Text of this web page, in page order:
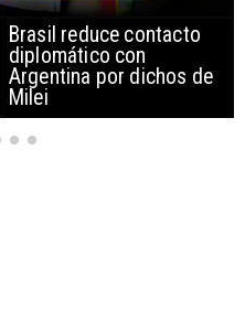
China restringe
exportación de drones a
EEUU y sanciona
empresas